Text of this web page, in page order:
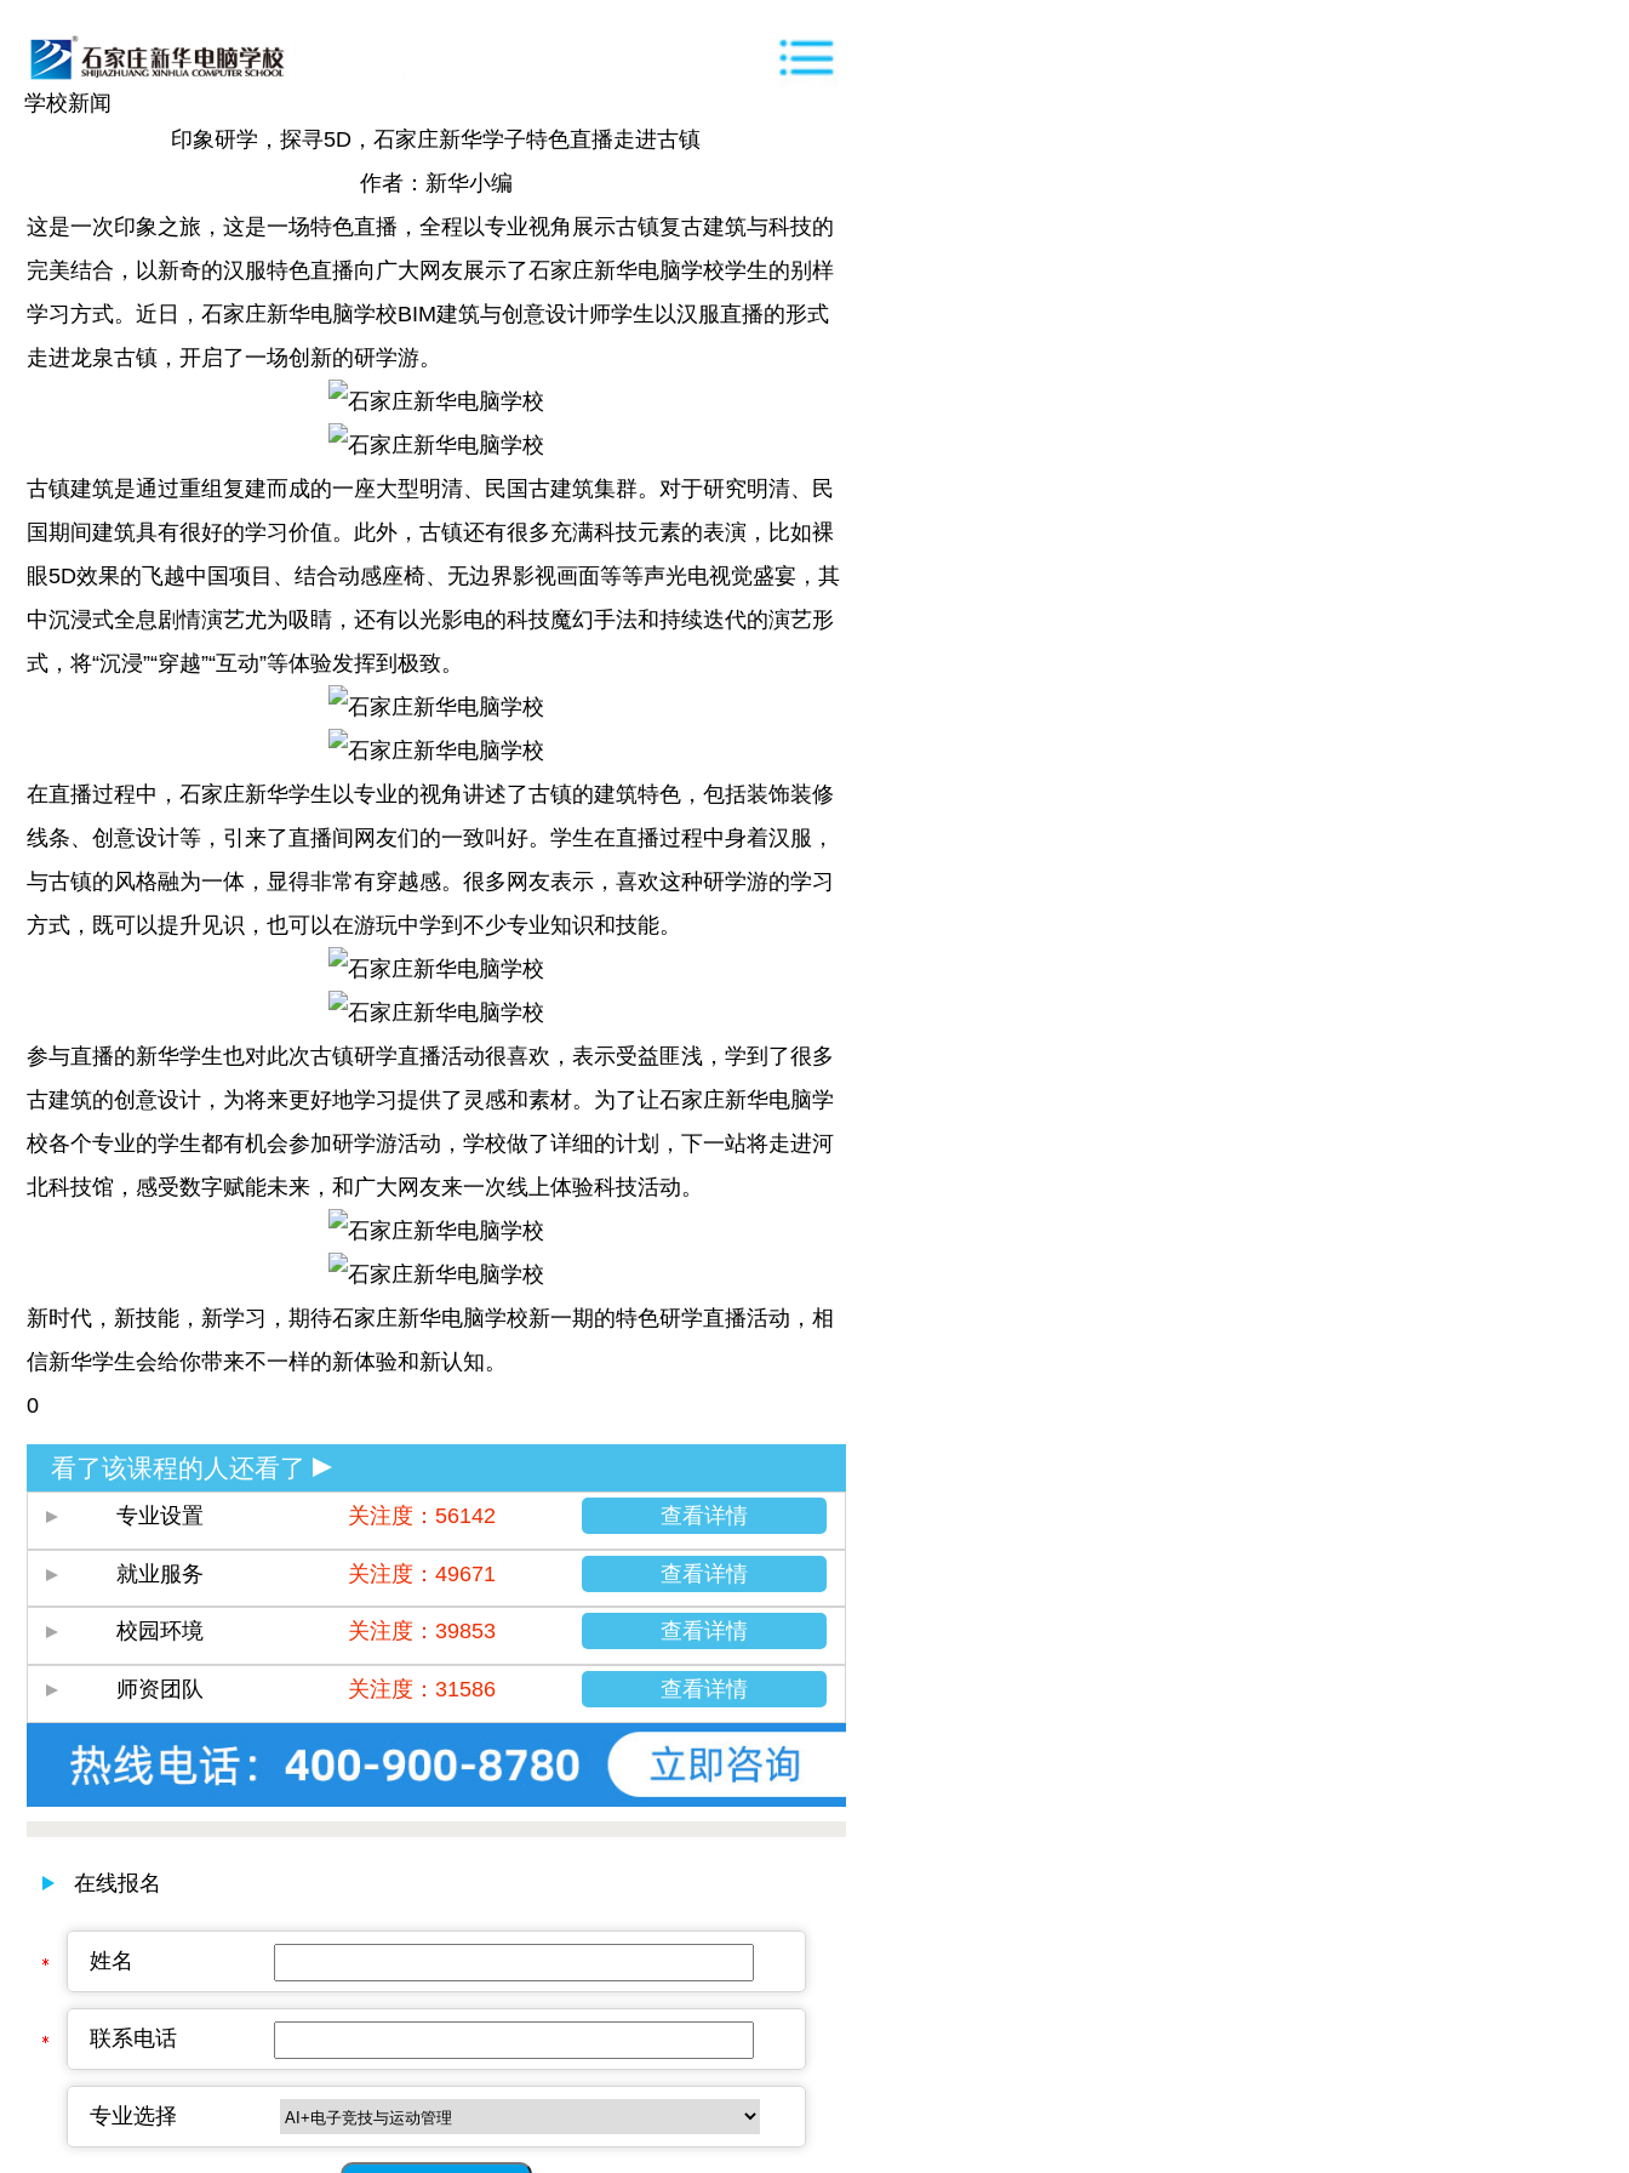
学校新闻
印象研学，探寻5D，石家庄新华学子特色直播走进古镇
作者：新华小编
这是一次印象之旅，这是一场特色直播，全程以专业视角展示古镇复古建筑与科技的
完美结合，以新奇的汉服特色直播向广大网友展示了石家庄新华电脑学校学生的别样
学习方式。近日，石家庄新华电脑学校BIM建筑与创意设计师学生以汉服直播的形式
走进龙泉古镇，开启了一场创新的研学游。
古镇建筑是通过重组复建而成的一座大型明清、民国古建筑集群。对于研究明清、民
国期间建筑具有很好的学习价值。此外，古镇还有很多充满科技元素的表演，比如裸
眼5D效果的飞越中国项目、结合动感座椅、无边界影视画面等等声光电视觉盛宴，其
中沉浸式全息剧情演艺尤为吸睛，还有以光影电的科技魔幻手法和持续迭代的演艺形
式，将“沉浸”“穿越”“互动”等体验发挥到极致。
在直播过程中，石家庄新华学生以专业的视角讲述了古镇的建筑特色，包括装饰装修
线条、创意设计等，引来了直播间网友们的一致叫好。学生在直播过程中身着汉服，
与古镇的风格融为一体，显得非常有穿越感。很多网友表示，喜欢这种研学游的学习
方式，既可以提升见识，也可以在游玩中学到不少专业知识和技能。
参与直播的新华学生也对此次古镇研学直播活动很喜欢，表示受益匪浅，学到了很多
古建筑的创意设计，为将来更好地学习提供了灵感和素材。为了让石家庄新华电脑学
校各个专业的学生都有机会参加研学游活动，学校做了详细的计划，下一站将走进河
北科技馆，感受数字赋能未来，和广大网友来一次线上体验科技活动。
新时代，新技能，新学习，期待石家庄新华电脑学校新一期的特色研学直播活动，相
信新华学生会给你带来不一样的新体验和新认知。
0
看了该课程的人还看了
专业设置 关注度：56142 查看详情
就业服务 关注度：49671 查看详情
校园环境 关注度：39853 查看详情
师资团队 关注度：31586 查看详情
在线报名
姓名
联系电话
专业选择